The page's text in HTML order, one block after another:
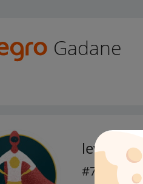
Gadane
levi104
#7